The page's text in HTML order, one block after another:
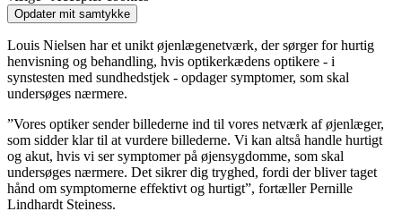
Opdater mit samtykke
Louis Nielsen har et unikt øjenlægenetværk, der sørger for hurtig
henvisning og behandling, hvis optikerkædens optikere - i
synstesten med sundhedstjek - opdager symptomer, som skal
undersøges nærmere.
”Vores optiker sender billederne ind til vores netværk af øjenlæger,
som sidder klar til at vurdere billederne. Vi kan altså handle hurtigt
og akut, hvis vi ser symptomer på øjensygdomme, som skal
undersøges nærmere. Det sikrer dig tryghed, fordi der bliver taget
hånd om symptomerne effektivt og hurtigt”, fortæller Pernille
Lindhardt Steiness.